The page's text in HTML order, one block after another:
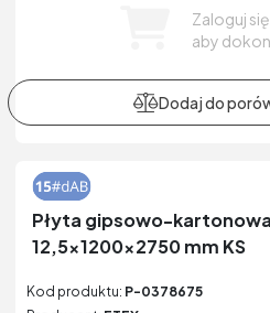
Zaloguj
aby
Płyta gipsowo-
12,5x1200x2750 mm KS
Kod produktu: P-0378675